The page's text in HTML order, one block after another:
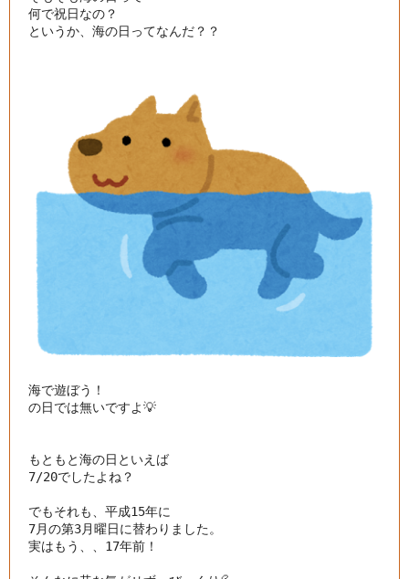
何で祝日なの？
というか、海の日ってなんだ？？
海で遊ぼう！
の日では無いですよ💡
もともと海の日といえば
7/20でしたよね？
でもそれも、平成15年に
7月の第3月曜日に替わりました。
実はもう、、17年前！